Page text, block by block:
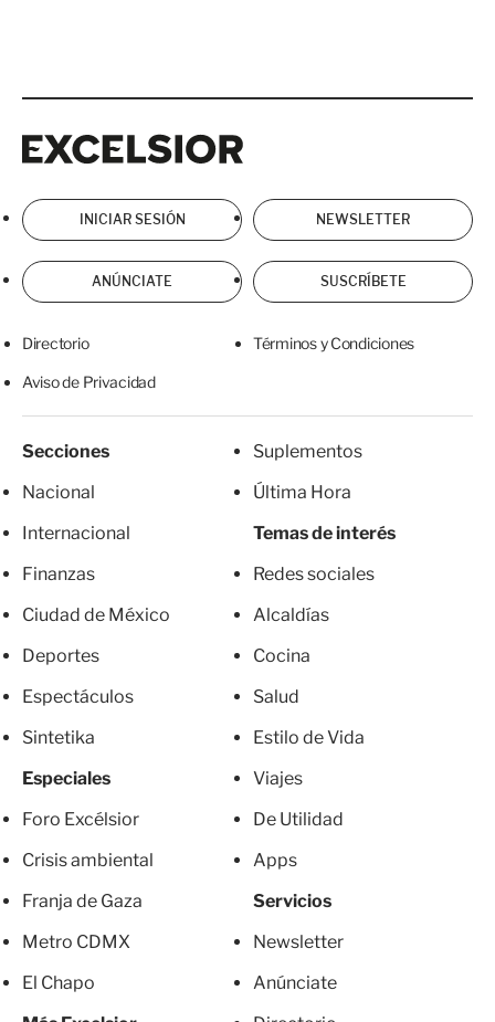
INICIAR SESIÓN NEWSLETTER
ANÚNCIATE SUSCRÍBETE
Directorio Términos y Condiciones
Aviso de Privacidad
Secciones
Nacional
Internacional
Finanzas
Ciudad de México
Deportes
Espectáculos
Sintetika
Especiales
Foro Excélsior
Crisis ambiental
Franja de Gaza
Metro CDMX
El Chapo
Suplementos
Última Hora
Temas de interés
Redes sociales
Alcaldías
Cocina
Salud
Estilo de Vida
Viajes
De Utilidad
Apps
Servicios
Newsletter
Anúnciate